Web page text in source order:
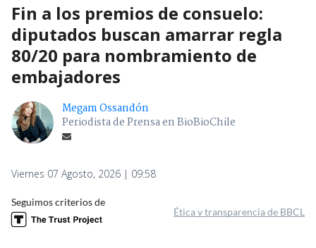
Fin a los premios de consuelo:
diputados buscan amarrar regla
80/20 para nombramiento de
embajadores
Megam Ossandón
Periodista de Prensa en BioBioChile
Viernes 07 Agosto, 2026 | 09:58
Seguimos criterios de
Ética y transparencia de BBCL